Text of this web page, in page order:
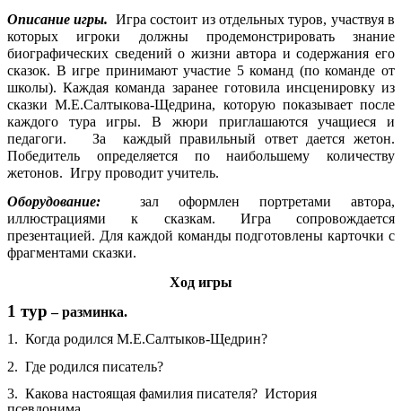
Описание игры. Игра состоит из отдельных туров, участвуя в
которых игроки должны продемонстрировать знание
биографических сведений о жизни автора и содержания его
сказок. В игре принимают участие 5 команд (по команде от
школы). Каждая команда заранее готовила инсценировку из
сказки М.Е.Салтыкова-Щедрина, которую показывает после
каждого тура игры. В жюри приглашаются учащиеся и
педагоги. За каждый правильный ответ дается жетон.
Победитель определяется по наибольшему количеству
жетонов. Игру проводит учитель.
Оборудование: зал оформлен портретами автора,
иллюстрациями к сказкам. Игра сопровождается
презентацией. Для каждой команды подготовлены карточки с
фрагментами сказки.
Ход игры
1 тур – разминка.
1. Когда родился М.Е.Салтыков-Щедрин?
2. Где родился писатель?
3. Какова настоящая фамилия писателя? История